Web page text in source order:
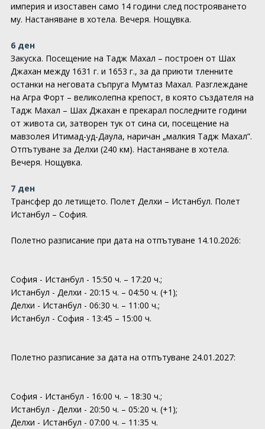
империя и изоставен само 14 години след построяването
му. Настаняване в хотела. Вечеря. Нощувка.
6 ден
Закуска. Посещение на Тадж Махал – построен от Шах
Джахан между 1631 г. и 1653 г., за да приюти тленните
останки на неговата съпруга Мумтаз Махал. Разглеждане
на Агра Форт – великолепна крепост, в която създателя на
Тадж Махал – Шах Джахан е прекарал последните години
от живота си, затворен тук от сина си, посещение на
мавзолея Итимад-уд-Даула, наричан „малкия Тадж Махал”.
Отпътуване за Делхи (240 км). Настаняване в хотела.
Вечеря. Нощувка.
7 ден
Трансфер до летището. Полет Делхи – Истанбул. Полет
Истанбул – София.
Полетно разписание при дата на отпътуване 14.10.2026:
София - Истанбул - 15:50 ч. – 17:20 ч.;
Истанбул - Делхи - 20:15 ч. – 04:50 ч. (+1);
Делхи - Истанбул - 06:30 ч. – 11:00 ч.;
Истанбул - София - 13:45 – 15:00 ч.
Полетно разписание за дата на отпътуване 24.01.2027:
София - Истанбул - 16:00 ч. – 18:30 ч.;
Истанбул - Делхи - 20:50 ч. – 05:20 ч. (+1);
Делхи - Истанбул - 07:00 ч. – 11:35 ч.